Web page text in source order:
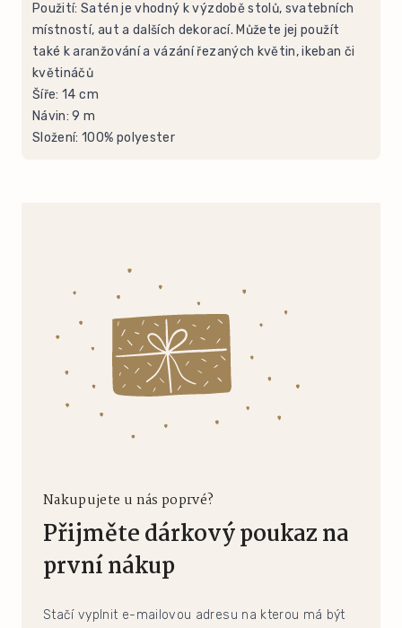
Použití: Satén je vhodný k výzdobě stolů, svatebních
místností, aut a dalších dekorací. Můžete jej použít
také k aranžování a vázání řezaných květin, ikeban či
květináčů
Šíře: 14 cm
Návin: 9 m
Složení: 100% polyester
Nakupujete u nás poprvé?
Přijměte dárkový poukaz na
první nákup
Stačí vyplnit e-mailovou adresu na kterou má být